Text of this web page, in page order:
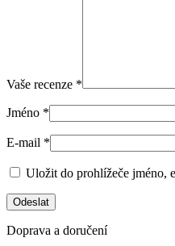
Vaše recenze *
Jméno *
E-mail *
Uložit do prohlížeče jméno,
Doprava a doručení